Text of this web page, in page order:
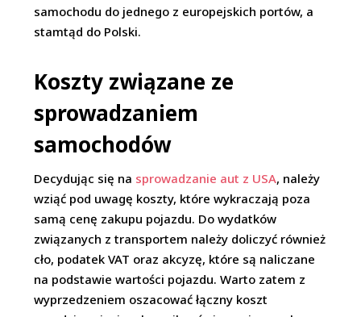
samochodu do jednego z europejskich portów, a
stamtąd do Polski.
Koszty związane ze
sprowadzaniem
samochodów
Decydując się na sprowadzanie aut z USA, należy
wziąć pod uwagę koszty, które wykraczają poza
samą cenę zakupu pojazdu. Do wydatków
związanych z transportem należy doliczyć również
cło, podatek VAT oraz akcyzę, które są naliczane
na podstawie wartości pojazdu. Warto zatem z
wyprzedzeniem oszacować łączny koszt